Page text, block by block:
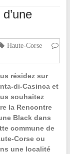
Haute-Corse
résidez sur
di-Casinca et
souhaitez
la Rencontre
Black dans
commune de
Corse ou
une localité